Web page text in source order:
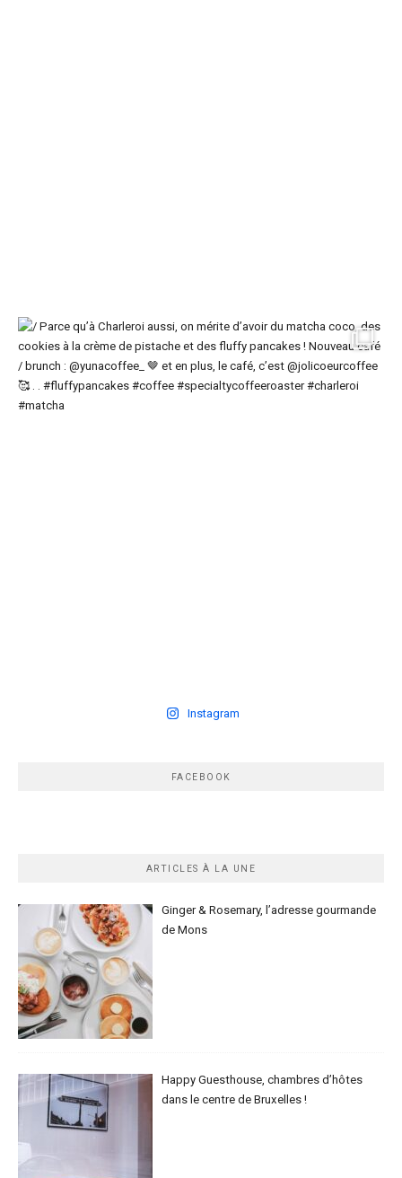
Instagram
FACEBOOK
ARTICLES À LA UNE
Ginger & Rosemary, l’adresse gourmande
de Mons
Happy Guesthouse, chambres d’hôtes
dans le centre de Bruxelles !